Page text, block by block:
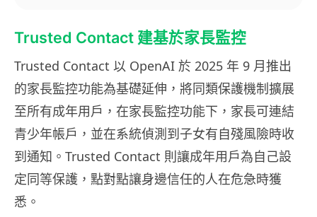
Trusted Contact 建基於家長監控
Trusted Contact 以 OpenAI 於 2025 年 9 月推出
的家長監控功能為基礎延伸，將同類保護機制擴展
至所有成年用戶，在家長監控功能下，家長可連結
青少年帳戶，並在系統偵測到子女有自殘風險時收
到通知。Trusted Contact 則讓成年用戶為自己設
定同等保護，點對點讓身邊信任的人在危急時獲
悉。